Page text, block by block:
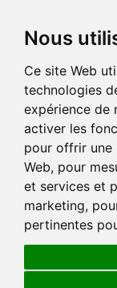
Nous
Ce site Web
technologies
expérience de
activer les
pour offrir une
Web, pour
et services et
marketing,
pertinentes